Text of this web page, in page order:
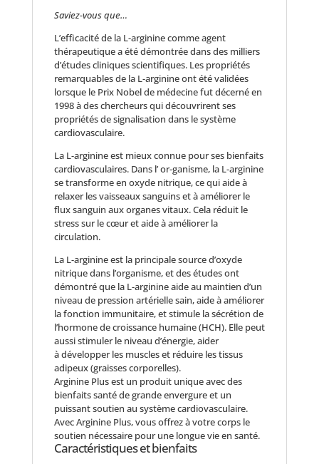
Saviez-vous que…
L’efficacité de la L-arginine comme agent
thérapeutique a été démontrée dans des milliers
d’études cliniques scientifiques. Les propriétés
remarquables de la L-arginine ont été validées
lorsque le Prix Nobel de médecine fut décerné en
1998 à des chercheurs qui découvrirent ses
propriétés de signalisation dans le système
cardiovasculaire.
La L-arginine est mieux connue pour ses bienfaits
cardiovasculaires. Dans l’ or-ganisme, la L-arginine
se transforme en oxyde nitrique, ce qui aide à
relaxer les vaisseaux sanguins et à améliorer le
flux sanguin aux organes vitaux. Cela réduit le
stress sur le cœur et aide à améliorer la
circulation.
La L-arginine est la principale source d’oxyde
nitrique dans l’organisme, et des études ont
démontré que la L-arginine aide au maintien d’un
niveau de pression artérielle sain, aide à améliorer
la fonction immunitaire, et stimule la sécrétion de
l’hormone de croissance humaine (HCH). Elle peut
aussi stimuler le niveau d’énergie, aider
à développer les muscles et réduire les tissus
adipeux (graisses corporelles).
Arginine Plus est un produit unique avec des
bienfaits santé de grande envergure et un
puissant soutien au système cardiovasculaire.
Avec Arginine Plus, vous offrez à votre corps le
soutien nécessaire pour une longue vie en santé.
Caractéristiques et bienfaits